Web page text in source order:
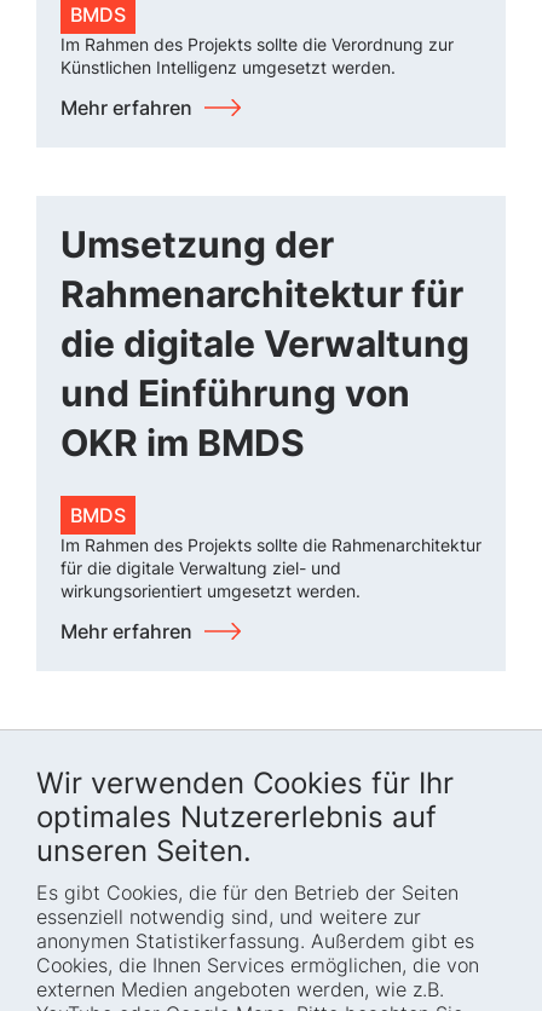
Wir verwenden Cookies für Ihr
optimales Nutzererlebnis auf
unseren Seiten.
Es gibt Cookies, die für den Betrieb der Seiten
essenziell notwendig sind, und weitere zur
anonymen Statistikerfassung. Außerdem gibt es
Cookies, die Ihnen Services ermöglichen, die von
externen Medien angeboten werden, wie z.B.
BMDS
Im Rahmen des Projekts sollte die Verordnung zur
Künstlichen Intelligenz umgesetzt werden.
Mehr erfahren
Umsetzung der
Rahmenarchitektur für
die digitale Verwaltung
und Einführung von
OKR im BMDS
BMDS
Im Rahmen des Projekts sollte die Rahmenarchitektur
für die digitale Verwaltung ziel- und
wirkungsorientiert umgesetzt werden.
Mehr erfahren
Startseite
Wer wir sind
Wie wir arbeiten
Projekte
Blog
Presse
Termine
Barrierefreiheit